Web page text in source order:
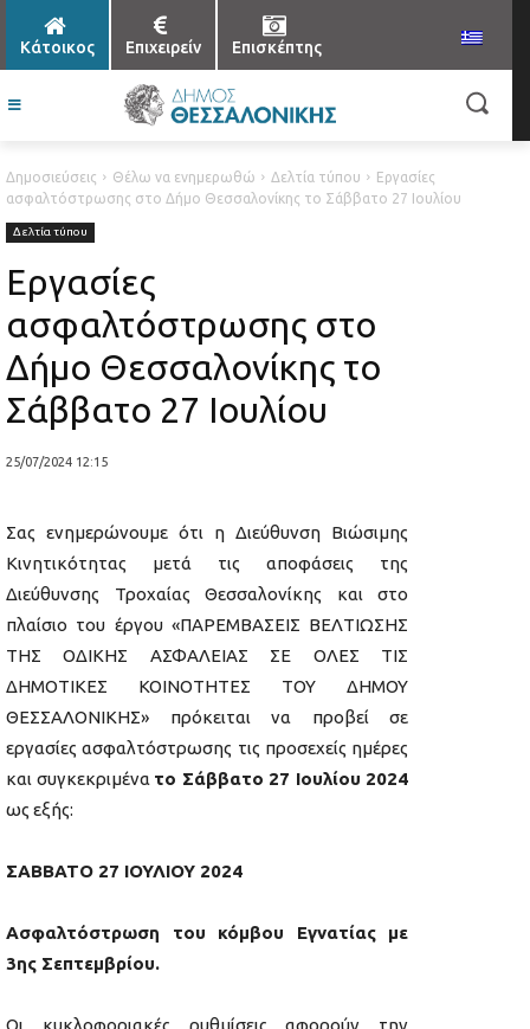
Κάτοικος Επιχειρείν Επισκέπτης
Δημοσιεύσεις Θέλω να ενημερωθώ Δελτία τύπου
Εργασίες
ασφαλτόστρωσης στο Δήμο Θεσσαλονίκης το Σάββατο 27 Ιουλίου
Δελτία τύπου
Εργασίες
ασφαλτόστρωσης στο
Δήμο Θεσσαλονίκης το
Σάββατο 27 Ιουλίου
25/07/2024 12:15
Σας ενημερώνουμε ότι η Διεύθυνση Βιώσιμης
Κινητικότητας μετά τις αποφάσεις της
Διεύθυνσης Τροχαίας Θεσσαλονίκης και στο
πλαίσιο του έργου «ΠΑΡΕΜΒΑΣΕΙΣ ΒΕΛΤΙΩΣΗΣ
ΤΗΣ ΟΔΙΚΗΣ ΑΣΦΑΛΕΙΑΣ ΣΕ ΟΛΕΣ ΤΙΣ
ΔΗΜΟΤΙΚΕΣ ΚΟΙΝΟΤΗΤΕΣ ΤΟΥ ΔΗΜΟΥ
ΘΕΣΣΑΛΟΝΙΚΗΣ» πρόκειται να προβεί σε
εργασίες ασφαλτόστρωσης τις προσεχείς ημέρες
και συγκεκριμένα το Σάββατο 27 Ιουλίου 2024
ως εξής:
ΣΑΒΒΑΤΟ 27 ΙΟΥΛΙΟΥ 2024
Ασφαλτόστρωση του κόμβου Εγνατίας με
3ης Σεπτεμβρίου.
Οι κυκλοφοριακές ρυθμίσεις αφορούν την